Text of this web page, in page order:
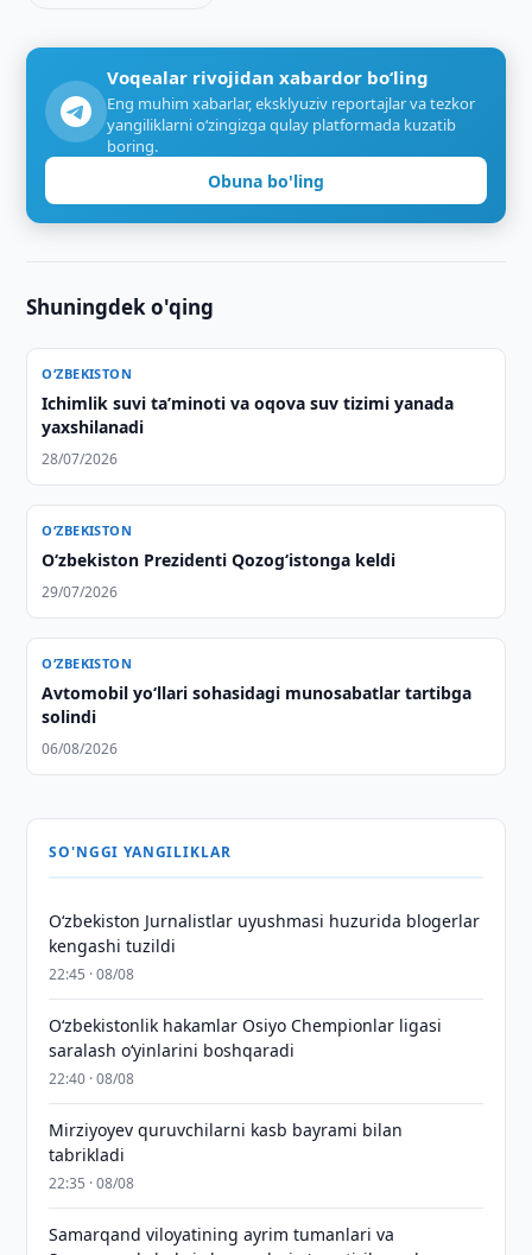
Voqealar rivojidan xabardor bo‘ling
Eng muhim xabarlar, eksklyuziv reportajlar va tezkor
yangiliklarni o‘zingizga qulay platformada kuzatib
boring.
Obuna bo'ling
Shuningdek o'qing
O‘ZBEKISTON
Ichimlik suvi taʼminoti va oqova suv tizimi yanada
yaxshilanadi
28/07/2026
O‘ZBEKISTON
Oʻzbekiston Prezidenti Qozogʻistonga keldi
29/07/2026
O‘ZBEKISTON
Avtomobil yo‘llari sohasidagi munosabatlar tartibga
solindi
06/08/2026
SO'NGGI YANGILIKLAR
O‘zbekiston Jurnalistlar uyushmasi huzurida blogerlar
kengashi tuzildi
22:45 · 08/08
O‘zbekistonlik hakamlar Osiyo Chempionlar ligasi
saralash o‘yinlarini boshqaradi
22:40 · 08/08
Mirziyoyev quruvchilarni kasb bayrami bilan
tabrikladi
22:35 · 08/08
Samarqand viloyatining ayrim tumanlari va